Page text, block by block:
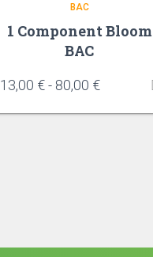
BAC
1 Component Bloom
BAC
13,00 € - 80,00 €